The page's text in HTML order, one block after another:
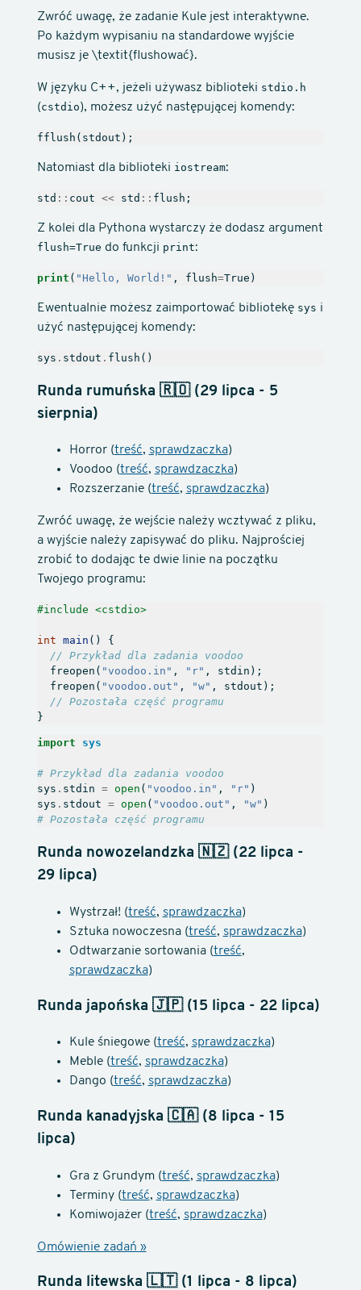
Zwróć uwagę, że zadanie Kule jest interaktywne.
Po każdym wypisaniu na standardowe wyjście
musisz je \textit{flushować}.
W języku C++, jeżeli używasz biblioteki stdio.h
(cstdio), możesz użyć następującej komendy:
fflush ( stdout );
Natomiast dla biblioteki iostream:
std :: cout << std :: flush ;
Z kolei dla Pythona wystarczy że dodasz argument
flush=True do funkcji print:
print ( "Hello, World!" , flush=True )
Ewentualnie możesz zaimportować bibliotekę sys i
użyć następującej komendy:
sys . stdout . flush ()
Runda rumuńska 🇷🇴 (29 lipca - 5
sierpnia)
Horror (treść, sprawdzaczka)
Voodoo (treść, sprawdzaczka)
Rozszerzanie (treść, sprawdzaczka)
Zwróć uwagę, że wejście należy wcztywać z pliku,
a wyjście należy zapisywać do pliku. Najprościej
zrobić to dodając te dwie linie na początku
Twojego programu:
#include <cstdio>
int main ()
{
freopen ( "voodoo.in" , "r" , stdin );
freopen ( "voodoo.out" , "w" , stdout );
}
import sys
# Przykład dla zadania voodoo
sys . stdin = open ( "voodoo.in" , "r" )
sys . stdout = open ( "voodoo.out" , "w" )
# Pozostała część programu
Runda nowozelandzka 🇳🇿 (22 lipca -
29 lipca)
Wystrzał! (treść, sprawdzaczka)
Sztuka nowoczesna (treść, sprawdzaczka)
Odtwarzanie sortowania (treść,
sprawdzaczka)
Runda japońska 🇯🇵 (15 lipca - 22 lipca)
Kule śniegowe (treść, sprawdzaczka)
Meble (treść, sprawdzaczka)
Dango (treść, sprawdzaczka)
Runda kanadyjska 🇨🇦 (8 lipca - 15
lipca)
Gra z Grundym (treść, sprawdzaczka)
Terminy (treść, sprawdzaczka)
Komiwojażer (treść, sprawdzaczka)
Omówienie zadań »
Runda litewska 🇱🇹 (1 lipca - 8 lipca)